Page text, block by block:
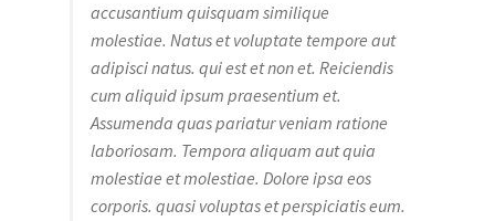
accusantium quisquam similique
molestiae. Natus et voluptate tempore aut
adipisci natus. qui est et non et. Reiciendis
cum aliquid ipsum praesentium et.
Assumenda quas pariatur veniam ratione
laboriosam. Tempora aliquam aut quia
molestiae et molestiae. Dolore ipsa eos
corporis. quasi voluptas et perspiciatis eum.